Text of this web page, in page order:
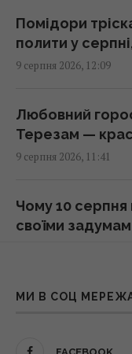
11:25 неділя, 09 серпня
11:24 неділя, 09 серпня
11:16 неділя, 09 серпня
Помідори
полити у
9 серпня 2026, 12:09
Любовний
Терезам —
9 серпня 2026, 11:41
Чому 10 серпня
своїми
Чекали на це 8
МИ В СОЦ